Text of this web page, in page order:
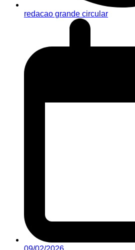
redacao grande circular